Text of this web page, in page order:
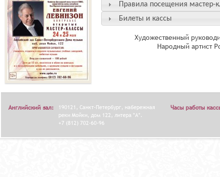
Правила посещения мастер-
Билеты и кассы
Художественный
Народный артист
Английский зал:
190121, Санкт-Петербург, набережная
реки Мойки, дом 122, литера "А".
+7 (812) 702-60-96
Часы работы